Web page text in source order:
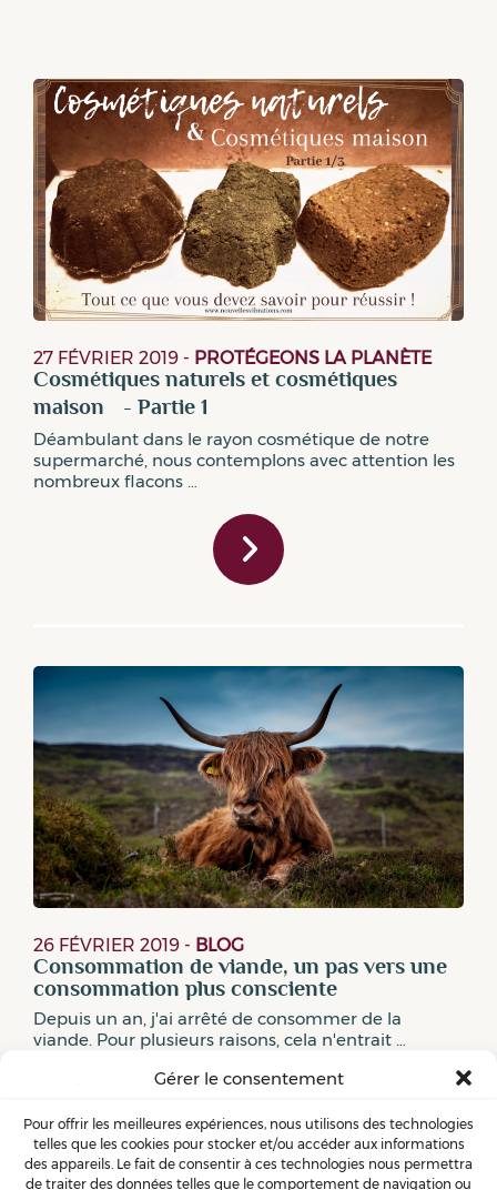
Gérer le consentement
Pour offrir les meilleures expériences, nous utilisons des technologies
telles que les cookies pour stocker et/ou accéder aux informations
des appareils. Le fait de consentir à ces technologies nous permettra
de traiter des données telles que le comportement de navigation ou
27 FÉVRIER 2019 - PROTÉGEONS LA PLANÈTE
Cosmétiques naturels et cosmétiques
maison - Partie 1
Déambulant dans le rayon cosmétique de notre
supermarché, nous contemplons avec attention les
nombreux flacons …
26 FÉVRIER 2019 - BLOG
Consommation de viande, un pas vers une
consommation plus consciente
Depuis un an, j'ai arrêté de consommer de la
viande. Pour plusieurs raisons, cela n'entrait …